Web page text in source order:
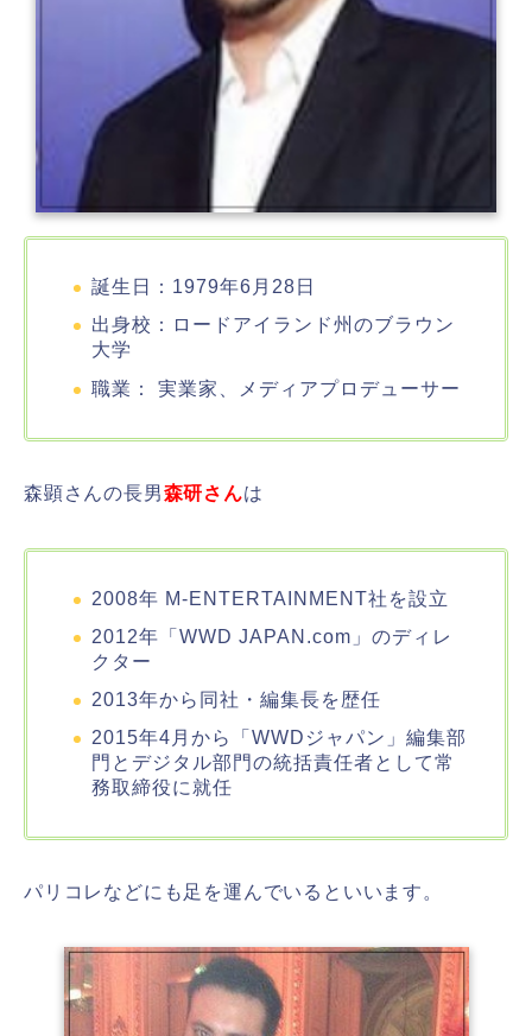
誕生日：1979年6月28日
出身校：ロードアイランド州のブラウン
大学
職業： 実業家、メディアプロデューサー
森顕さんの長男森研さんは
2008年 M-ENTERTAINMENT社を設立
2012年「WWD JAPAN.com」のディレ
クター
2013年から同社・編集長を歴任
2015年4月から「WWDジャパン」編集部
門とデジタル部門の統括責任者として常
務取締役に就任
パリコレなどにも足を運んでいるといいます。